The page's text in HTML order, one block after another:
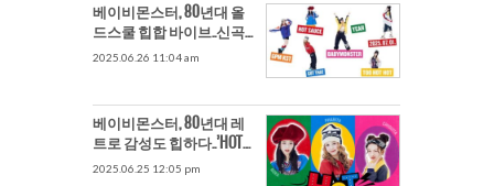
베이비몬스터, 80년대 올
드스쿨 힙합 바이브..신곡
‘핫 소스’ 반주만으로 강렬
2025.06.26 11:04 am
베이비몬스터, 80년대 레
트로 감성도 힙하다..’HOT
SAUCE’
2025.06.25 12:05 pm